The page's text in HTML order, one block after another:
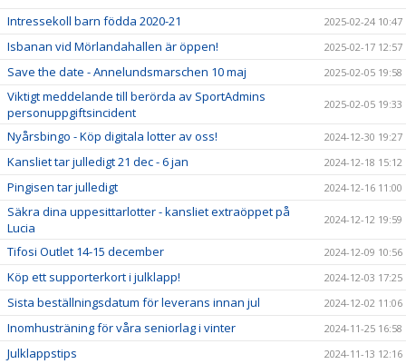
Intressekoll barn födda 2020-21 2025-02-24 10:47
Isbanan vid Mörlandahallen är öppen! 2025-02-17 12:57
Save the date - Annelundsmarschen 10 maj 2025-02-05 19:58
Viktigt meddelande till berörda av SportAdmins
personuppgiftsincident
2025-02-05 19:33
Nyårsbingo - Köp digitala lotter av oss! 2024-12-30 19:27
Kansliet tar julledigt 21 dec - 6 jan 2024-12-18 15:12
Pingisen tar julledigt 2024-12-16 11:00
Säkra dina uppesittarlotter - kansliet extraöppet på
Lucia
2024-12-12 19:59
Tifosi Outlet 14-15 december 2024-12-09 10:56
Köp ett supporterkort i julklapp! 2024-12-03 17:25
Sista beställningsdatum för leverans innan jul 2024-12-02 11:06
Inomhusträning för våra seniorlag i vinter 2024-11-25 16:58
Julklappstips 2024-11-13 12:16